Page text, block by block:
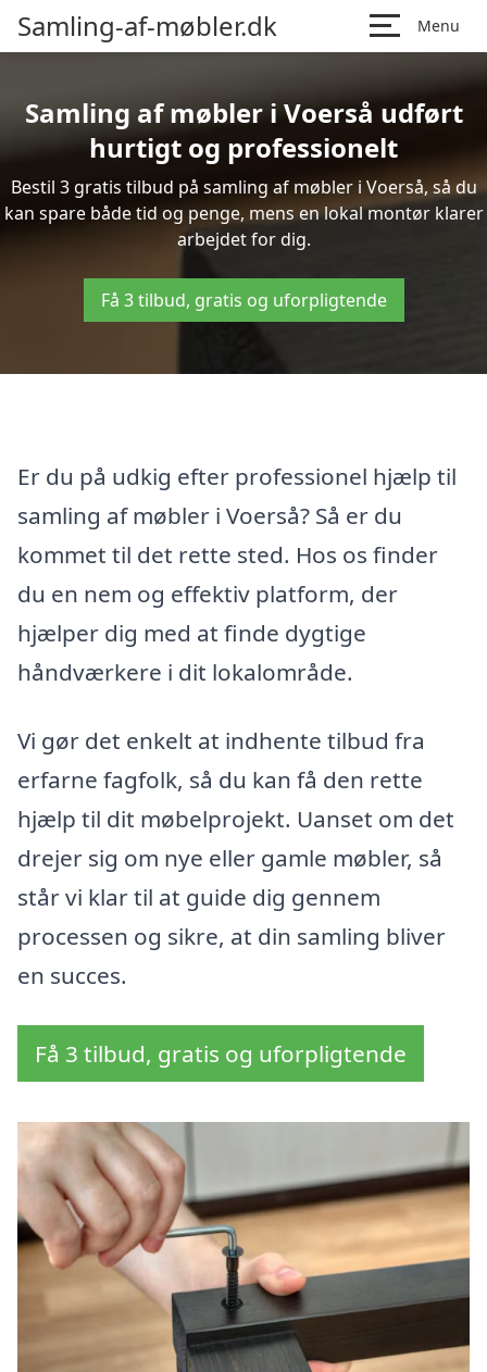
Samling-af-møbler.dk Menu
Samling af møbler i Voerså udført
hurtigt og professionelt
Bestil 3 gratis tilbud på samling af møbler i Voerså, så du
kan spare både tid og penge, mens en lokal montør klarer
arbejdet for dig.
Få 3 tilbud, gratis og uforpligtende
Er du på udkig efter professionel hjælp til
samling af møbler i Voerså? Så er du
kommet til det rette sted. Hos os finder
du en nem og effektiv platform, der
hjælper dig med at finde dygtige
håndværkere i dit lokalområde.
Vi gør det enkelt at indhente tilbud fra
erfarne fagfolk, så du kan få den rette
hjælp til dit møbelprojekt. Uanset om det
drejer sig om nye eller gamle møbler, så
står vi klar til at guide dig gennem
processen og sikre, at din samling bliver
en succes.
Få 3 tilbud, gratis og uforpligtende